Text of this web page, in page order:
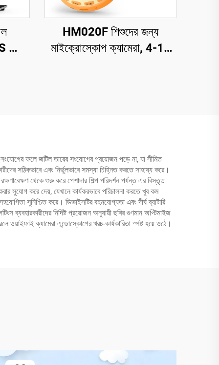
HM020F শিশুদের জন্য
মাইক্রোস্কোপ ক্যামেরা, 4-12
সংযোগের ফলে জটিল তারের সংযোগের প্রয়োজন পড়ে না, যা সীমিত
সঠিকভাবে এবং নির্ভুলভাবে সমস্যা চিহ্নিত করতে সাহায্য করে।
থেকে শুরু করে পেশাদার শিল্প পরিদর্শন পর্যন্ত এর বিস্তৃত
সুযোগ করে দেয়, যেখানে কার্যকরভাবে পরিচালনা করতে খুব কম
সুনিশ্চিত করে। ডিভাইসটির বহনযোগ্যতা এবং দীর্ঘ ব্যাটারি
ব্যবহারকারীদের নির্দিষ্ট প্রয়োজন অনুযায়ী ছবির গুণমান অপ্টিমাইজ
ক্যামেরা এন্ডোস্কোপের খরচ-কার্যকারিতা স্পষ্ট হয়ে ওঠে।